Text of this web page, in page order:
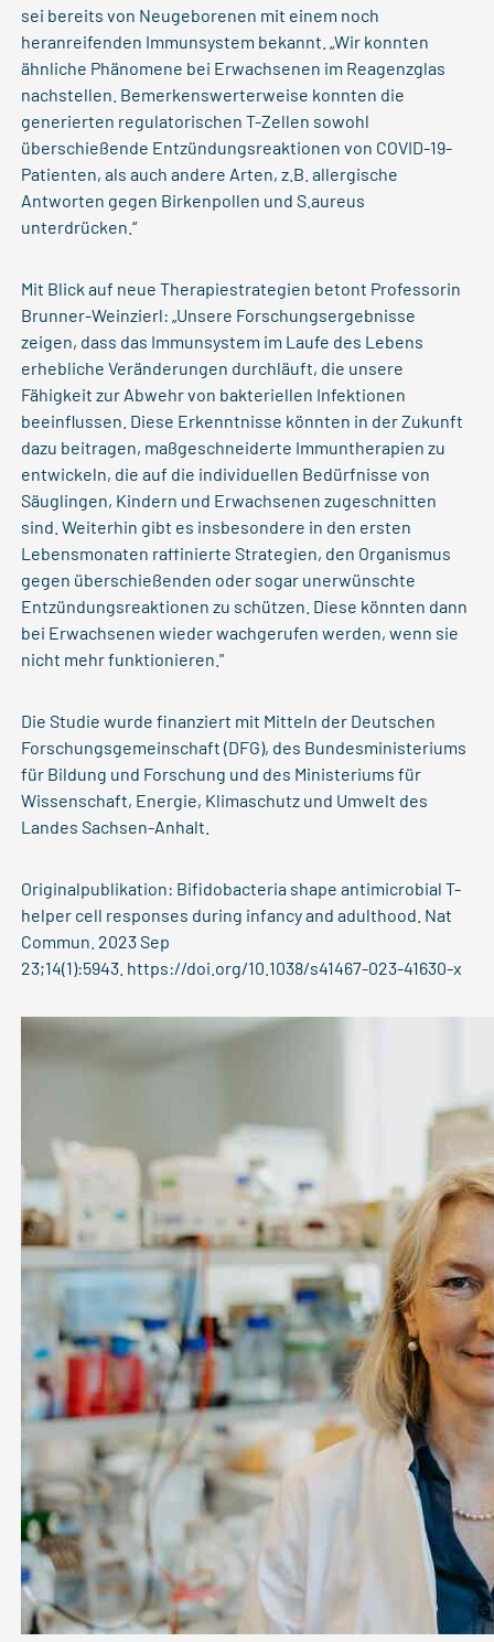
sei bereits von Neugeborenen mit einem noch
heranreifenden Immunsystem bekannt. „Wir konnten
ähnliche Phänomene bei Erwachsenen im Reagenzglas
nachstellen. Bemerkenswerterweise konnten die
generierten regulatorischen T-Zellen sowohl
überschießende Entzündungsreaktionen von COVID-19-
Patienten, als auch andere Arten, z.B. allergische
Antworten gegen Birkenpollen und S.aureus
unterdrücken.“
Mit Blick auf neue Therapiestrategien betont Professorin
Brunner-Weinzierl: „Unsere Forschungsergebnisse
zeigen, dass das Immunsystem im Laufe des Lebens
erhebliche Veränderungen durchläuft, die unsere
Fähigkeit zur Abwehr von bakteriellen Infektionen
beeinflussen. Diese Erkenntnisse könnten in der Zukunft
dazu beitragen, maßgeschneiderte Immuntherapien zu
entwickeln, die auf die individuellen Bedürfnisse von
Säuglingen, Kindern und Erwachsenen zugeschnitten
sind. Weiterhin gibt es insbesondere in den ersten
Lebensmonaten raffinierte Strategien, den Organismus
gegen überschießenden oder sogar unerwünschte
Entzündungsreaktionen zu schützen. Diese könnten dann
bei Erwachsenen wieder wachgerufen werden, wenn sie
nicht mehr funktionieren."
Die Studie wurde finanziert mit Mitteln der Deutschen
Forschungsgemeinschaft (DFG), des Bundesministeriums
für Bildung und Forschung und des Ministeriums für
Wissenschaft, Energie, Klimaschutz und Umwelt des
Landes Sachsen-Anhalt.
Originalpublikation: Bifidobacteria shape antimicrobial T-
helper cell responses during infancy and adulthood. Nat
Commun. 2023 Sep
23;14(1):5943. https://doi.org/10.1038/s41467-023-41630-x